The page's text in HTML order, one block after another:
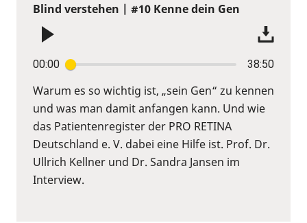
Blind verstehen | #10 Kenne dein Gen
00:00 38:50
Warum es so wichtig ist, „sein Gen“ zu kennen
und was man damit anfangen kann. Und wie
das Patientenregister der PRO RETINA
Deutschland e. V. dabei eine Hilfe ist. Prof. Dr.
Ullrich Kellner und Dr. Sandra Jansen im
Interview.